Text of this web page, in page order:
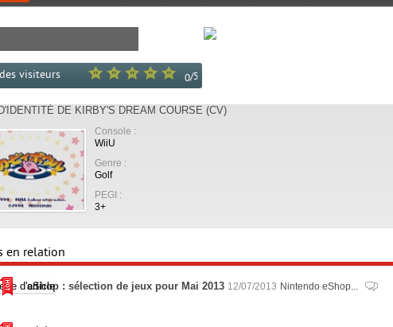
0/5
visiteurs
DE KIRBY'S DREAM COURSE (CV)
Console :
WiiU
Genre :
Golf
PEGI :
3+
en relation
eShop : sélection de jeux pour Mai 2013 12/07/2013 Nintendo eShop...